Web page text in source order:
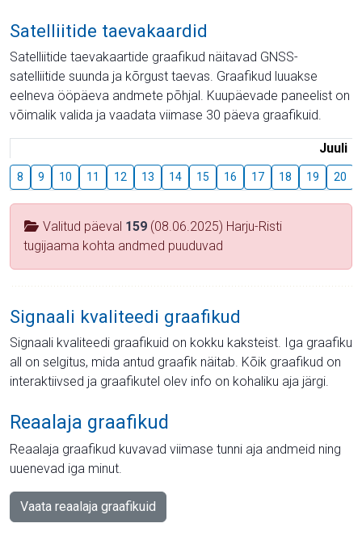
Satelliitide taevakaardid
Satelliitide taevakaartide graafikud näitavad GNSS-
satelliitide suunda ja kõrgust taevas. Graafikud luuakse
eelneva ööpäeva andmete põhjal. Kuupäevade paneelist on
võimalik valida ja vaadata viimase 30 päeva graafikuid.
Juuli
8 9 10 11 12 13 14 15 16 17 18 19 20
Valitud päeval 159 (08.06.2025) Harju-Risti
tugijaama kohta andmed puuduvad
Signaali kvaliteedi graafikud
Signaali kvaliteedi graafikuid on kokku kaksteist. Iga graafiku
all on selgitus, mida antud graafik näitab. Kõik graafikud on
interaktiivsed ja graafikutel olev info on kohaliku aja järgi.
Reaalaja graafikud
Reaalaja graafikud kuvavad viimase tunni aja andmeid ning
uuenevad iga minut.
Vaata reaalaja graafikuid